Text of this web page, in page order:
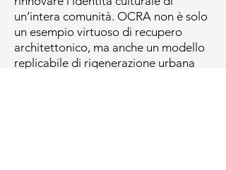
un’intera comunità. OCRA non è solo
un esempio virtuoso di recupero
architettonico, ma anche un modello
replicabile di rigenerazione urbana